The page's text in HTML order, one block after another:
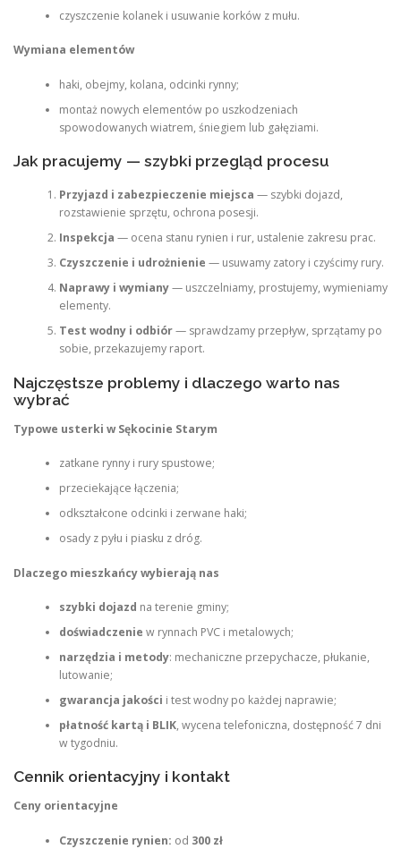
czyszczenie kolanek i usuwanie korków z mułu.
Wymiana elementów
haki, obejmy, kolana, odcinki rynny;
montaż nowych elementów po uszkodzeniach
spowodowanych wiatrem, śniegiem lub gałęziami.
Jak pracujemy — szybki przegląd procesu
Przyjazd i zabezpieczenie miejsca — szybki dojazd,
rozstawienie sprzętu, ochrona posesji.
Inspekcja — ocena stanu rynien i rur, ustalenie zakresu prac.
Czyszczenie i udrożnienie — usuwamy zatory i czyścimy rury.
Naprawy i wymiany— uszczelniamy, prostujemy, wymieniamy
elementy.
Test wodny i odbiór— sprawdzamy przepływ, sprzątamy po
sobie, przekazujemy raport.
Najczęstsze problemy i dlaczego warto nas
wybrać
Typowe usterki w Sękocinie Starym
zatkane rynny i rury spustowe;
przeciekające łączenia;
odkształcone odcinki i zerwane haki;
osady z pyłu i piasku z dróg.
Dlaczego mieszkańcy wybierają nas
szybki dojazd na terenie gminy;
doświadczenie w rynnach PVC i metalowych;
narzędzia i metody: mechaniczne przepychacze, płukanie,
lutowanie;
gwarancja jakości i test wodny po każdej naprawie;
płatność kartą i BLIK, wycena telefoniczna, dostępność 7 dni
w tygodniu.
Cennik orientacyjny i kontakt
Ceny orientacyjne
Czyszczenie rynien: od 300 zł